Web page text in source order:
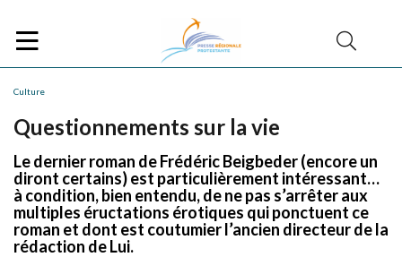
Culture
Questionnements sur la vie
Le dernier roman de Frédéric Beigbeder (encore un
diront certains) est particulièrement intéressant…
à condition, bien entendu, de ne pas s’arrêter aux
multiples éructations érotiques qui ponctuent ce
roman et dont est coutumier l’ancien directeur de la
rédaction de Lui.